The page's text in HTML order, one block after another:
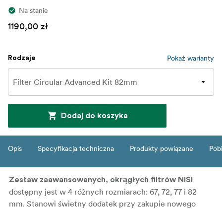
Na stanie
1190,00 zł
Rodzaje Pokaż warianty
Dodaj do koszyka
Opis Specyfikacja techniczna Produkty powiązane
Zestaw zaawansowanych, okrągłych filtrów NiSi
dostępny jest w 4 różnych rozmiarach: 67, 72, 77 i 82
mm. Stanowi świetny dodatek przy zakupie nowego